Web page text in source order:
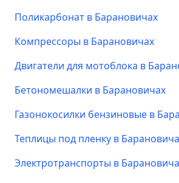
Поликарбонат в Барановичах
Компрессоры в Барановичах
Двигатели для мотоблока в
Бетономешалки в Барановичах
Газонокосилки бензиновые в
Теплицы под пленку в
Электротранспорты в